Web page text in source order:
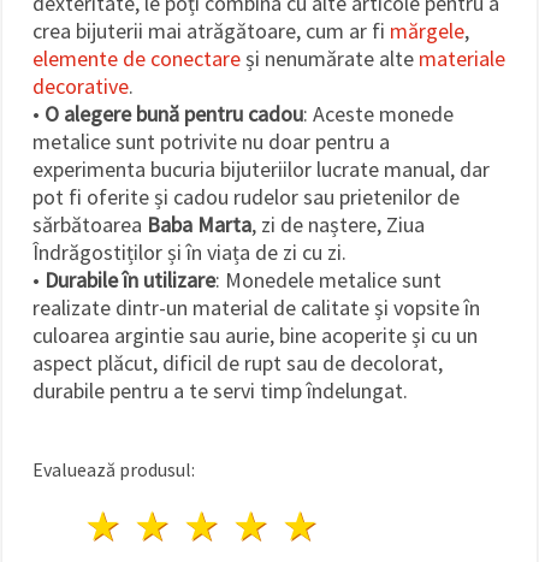
crea bijuterii mai atrăgătoare, cum ar fi mărgele,
elemente de conectareși nenumărate alte materiale
decorative.
• O alegere bună pentru cadou: Aceste monede
metalice sunt potrivite nu doar pentru a
experimenta bucuria bijuteriilor lucrate manual, dar
pot fi oferite și cadou rudelor sau prietenilor de
sărbătoarea Baba Marta, zi de naștere, Ziua
Îndrăgostiților și în viața de zi cu zi.
• Durabile în utilizare: Monedele metalice sunt
realizate dintr-un material de calitate și vopsite în
culoarea argintie sau aurie, bine acoperite și cu un
aspect plăcut, dificil de rupt sau de decolorat,
durabile pentru a te servi timp îndelungat.
Evaluează produsul:
4 stele
3 stele
2 stele
1 stea